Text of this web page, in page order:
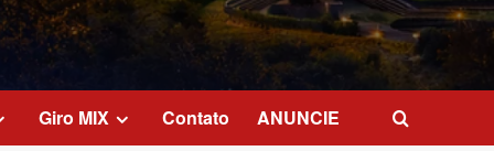
Giro MIX Contato ANUNCIE